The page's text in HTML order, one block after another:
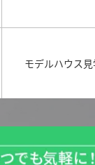
モデルハウス